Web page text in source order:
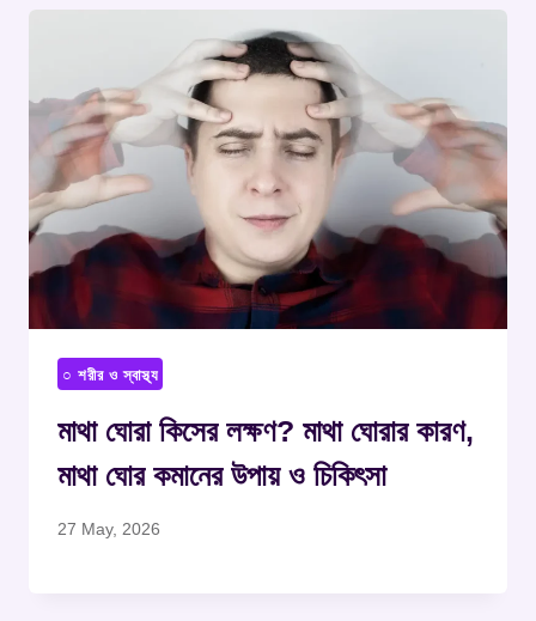
○ শরীর ও স্বাস্থ্য
মাথা ঘোরা কিসের লক্ষণ? মাথা ঘোরার কারণ,
মাথা ঘোর কমানের উপায় ও চিকিৎসা
27 May, 2026